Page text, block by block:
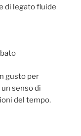
di legato fluide
gusto per
senso di
del tempo.